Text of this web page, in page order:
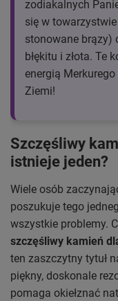
zodiakalnych
się w
stonowane brązy)
błękitu i złota. Te
energią
Ziemi!
Szczęśliwy
istnieje jeden?
Wiele osób
poszukuje tego
wszystkie problemy.
szczęśliwy kamień
ten zaszczytny tytuł
piękny, doskonale
pomaga okiełznać